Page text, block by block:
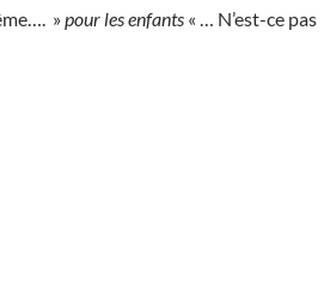
»pour les enfants « … N’est-ce pas